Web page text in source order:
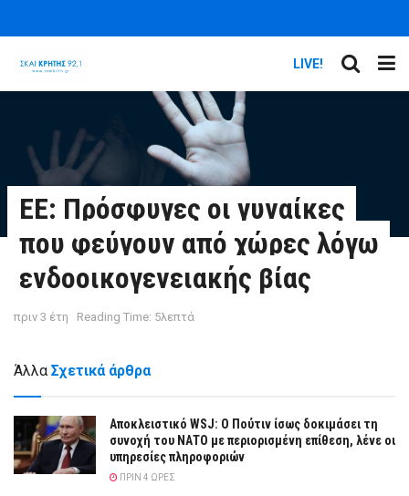
LIVE!
ΕΕ: Πρόσφυγες οι γυναίκες
που φεύγουν από χώρες λόγω
ενδοοικογενειακής βίας
πριν 3 έτη Reading Time: 5λεπτά
Άλλα Σχετικά άρθρα
Αποκλειστικό WSJ: Ο Πούτιν ίσως δοκιμάσει τη
συνοχή του ΝΑΤΟ με περιορισμένη επίθεση, λένε οι
υπηρεσίες πληροφοριών
ΠΡΙΝ 4 ΏΡΕΣ